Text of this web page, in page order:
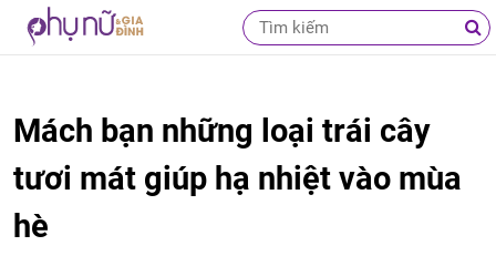
Mách bạn những loại trái cây
tươi mát giúp hạ nhiệt vào mùa
hè